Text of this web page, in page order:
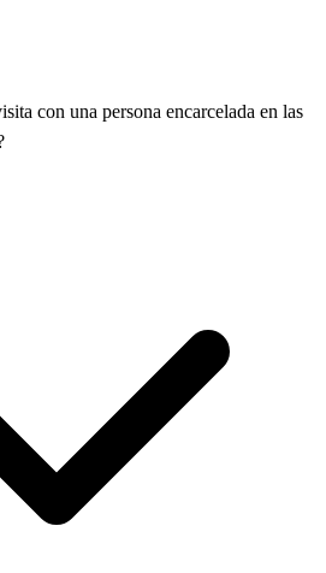
con una persona encarcelada en las